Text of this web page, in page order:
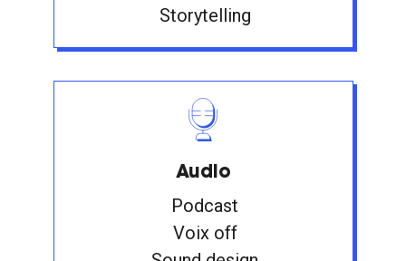
Storytelling
Audio
Podcast
Voix off